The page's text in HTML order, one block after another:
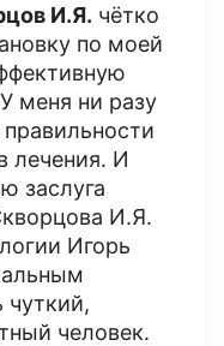
И.Я. чётко
по моей
меня ни разу
лечения. И
заслуга
И.Я.
Игорь
чуткий,
человек.